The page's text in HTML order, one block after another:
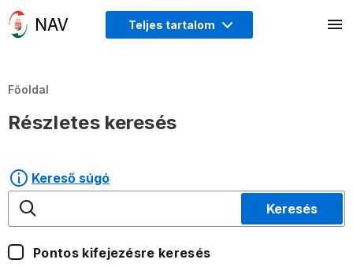
Teljes tartalom
Főoldal
Részletes keresés
Kereső súgó
Keresés
Pontos kifejezésre keresés